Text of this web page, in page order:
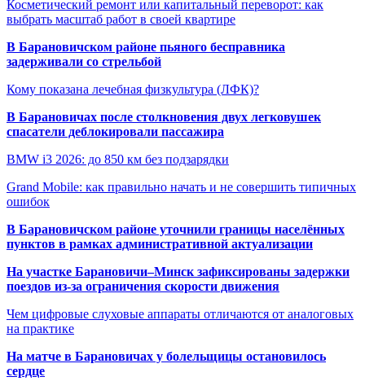
Косметический ремонт или капитальный переворот: как
выбрать масштаб работ в своей квартире
В Барановичском районе пьяного бесправника
задерживали со стрельбой
Кому показана лечебная физкультура (ЛФК)?
В Барановичах после столкновения двух легковушек
спасатели деблокировали пассажира
BMW i3 2026: до 850 км без подзарядки
Grand Mobile: как правильно начать и не совершить типичных
ошибок
В Барановичском районе уточнили границы населённых
пунктов в рамках административной актуализации
На участке Барановичи–Минск зафиксированы задержки
поездов из-за ограничения скорости движения
Чем цифровые слуховые аппараты отличаются от аналоговых
на практике
На матче в Барановичах у болельщицы остановилось
сердце